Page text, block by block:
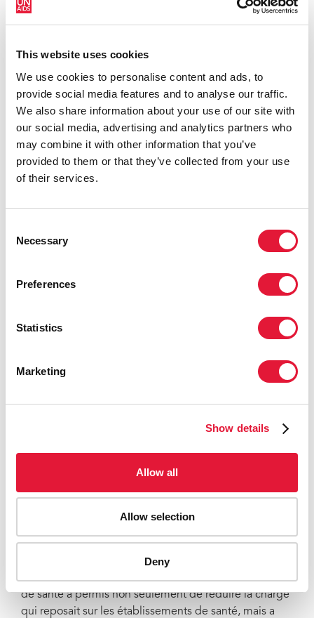
This website uses cookies
We use cookies to personalise content and ads, to
provide social media features and to analyse our traffic.
We also share information about your use of our site with
our social media, advertising and analytics partners who
may combine it with other information that you’ve
provided to them or that they’ve collected from your use
of their services.
Selection
Necessary
Preferences
Statistics
Marketing
Show details
Allow all
Allow selection
Deny
garantir la réalisation des OMD connexes dans les
Après avoir adopté l'approche « sida plus OMD » de
l'ONUSIDA, les dirigeants ont demandé au
mouvement de lutte contre le sida de mener les
efforts d'intégration et d'innovation.
Asha-Rose Migiro, Vice-Secrétaire générale des
dans la riposte au sida, mais également dans les
efforts de réalisations d'autres OMD en accélérant les
du recul de l'épidémie de VIH est par conséquent un
permis de renforcer les systèmes de santé et les soins
gouvernement et ses principaux partenaires pour le
tout le monde grâce aux ressources pour la lutte
de dollars américains injectées dans le renforcement
des systèmes de santé du pays.
Comme l'explique S. E. Meles Zenawi, Premier
ministre éthiopien : « La stratégie adoptée par
l'Éthiopie qui vise à intégrer le sida et les problèmes
de santé a permis non seulement de réduire la charge
qui reposait sur les établissements de santé, mais a